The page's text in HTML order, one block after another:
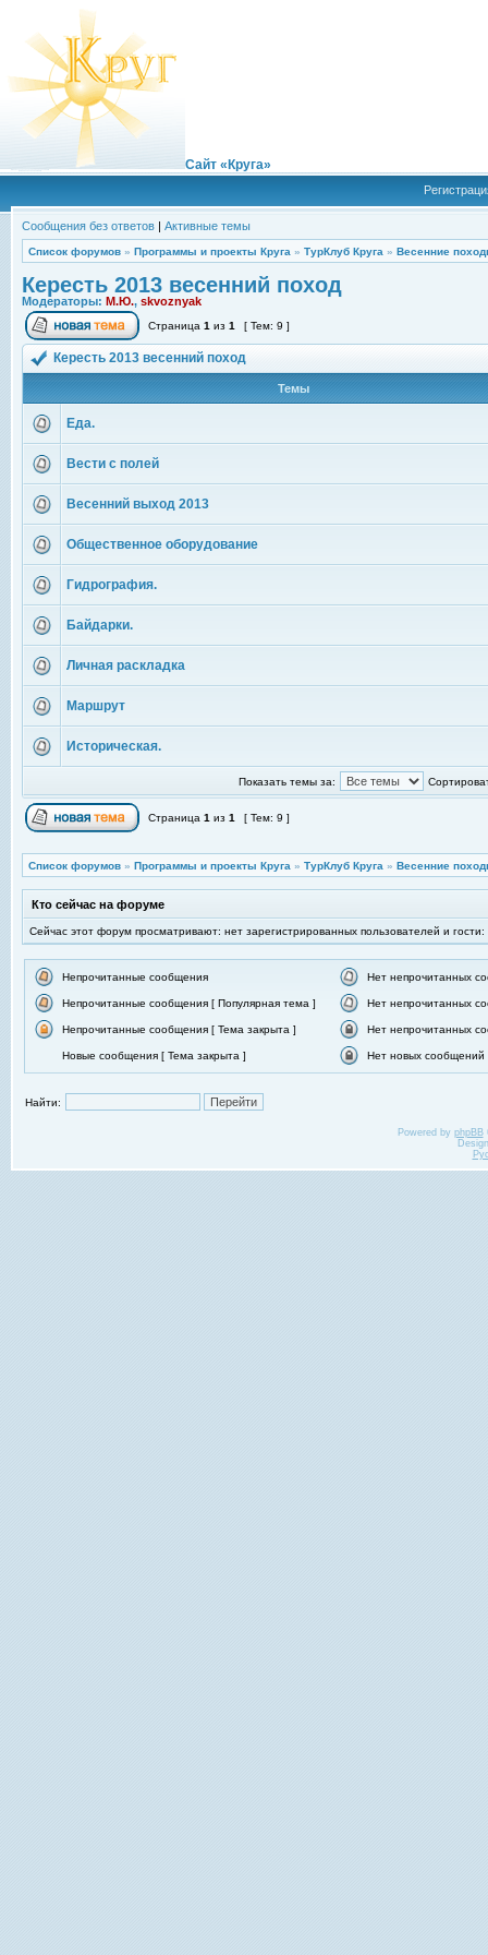
Сайт «Круга»
Сообщения без ответов | Активные темы
Список форумов » Программы и проекты Круга » ТурКлуб Круга » Весенние
Кересть 2013 весенний поход
Модераторы: М.Ю., skvoznyak
Страница 1 из 1 [ Тем: 9 ]
Кересть 2013 весенний поход
Темы
Еда.
Вести с полей
Весенний выход 2013
Общественное оборудование
Гидрография.
Байдарки.
Личная раскладка
Маршрут
Историческая.
Показать темы за:
Страница 1 из 1 [ Тем: 9 ]
Список форумов » Программы и проекты Круга » ТурКлуб Круга » Весенние
Кто сейчас на форуме
Сейчас этот форум просматривают: нет зарегистрированных пользователей и гости:
Непрочитанные сообщения Нет непрочитанных
Непрочитанные сообщения [ Популярная тема ] Нет непрочитанных
Непрочитанные сообщения [ Тема закрыта ] Нет непрочитанных
Новые сообщения [ Тема закрыта ] Нет новых сообщений
Найти:
Powered by phpBB